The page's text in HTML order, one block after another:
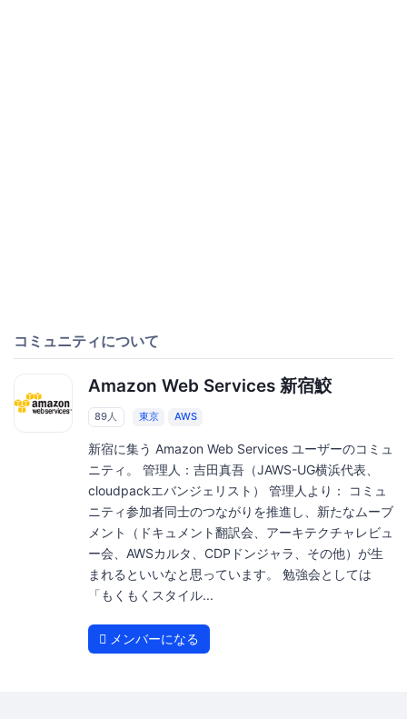
コミュニティについて
Amazon Web Services 新宿鮫
89人 東京 AWS
新宿に集う Amazon Web Services ユーザーのコミュ
ニティ。 管理人：吉田真吾（JAWS-UG横浜代表、
cloudpackエバンジェリスト） 管理人より： コミュ
ニティ参加者同士のつながりを推進し、新たなムーブ
メント（ドキュメント翻訳会、アーキテクチャレビュ
ー会、AWSカルタ、CDPドンジャラ、その他）が生
まれるといいなと思っています。 勉強会としては
「もくもくスタイル...
メンバーになる